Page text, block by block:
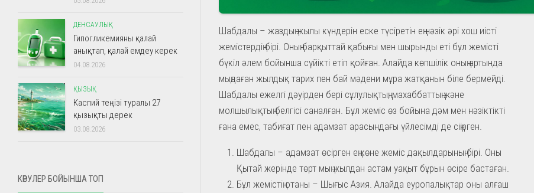
Шабдалы – жаздың жылы күндерін еске түсіретін ең нәзік әрі хош иісті
жемістердің бірі. Оның барқыттай қабығы мен шырынды еті бұл жемісті
бүкіл әлем бойынша сүйікті етіп қойған. Алайда көпшілік оның артында
мыңдаған жылдық тарих пен бай мәдени мұра жатқанын біле бермейді.
Шабдалы ежелгі дәуірден бері сұлулықтың, махаббаттың және
молшылықтың белгісі саналған. Бұл жеміс өз бойына дәм мен нәзіктікті
ғана емес, табиғат пен адамзат арасындағы үйлесімді де сіңірген.
Шабдалы – адамзат өсірген ең көне жеміс дақылдарының бірі. Оны
Қытай жерінде төрт мың жылдан астам уақыт бұрын өсіре бастаған.
Бұл жемістің отаны – Шығыс Азия. Алайда еуропалықтар оны алғаш
ДЕНСАУЛЫҚ
Гипогликемияны қалай
анықтап, қалай емдеу керек
04.08.2026
ҚЫЗЫҚ
Каспий теңізі туралы 27
қызықты дерек
03.08.2026
КӨРУЛЕР БОЙЫНША ТОП